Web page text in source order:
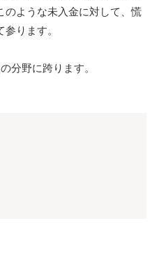
のような未入金に対して、慌
ります。
分野に跨ります。